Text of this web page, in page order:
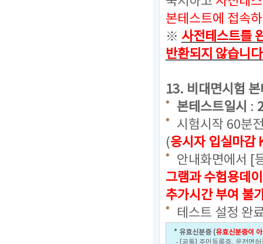
본테스트에 접속
※ 사전테스트를
반환되지 않습니
13. 비대면시험
본테스트일시 :
시험시작 60분
(응시자 입실마감
안내화면에서 [
그램과 수험용데
추가시간 부여 불
테스트 설정 완
* 유효신분증 (유효신분증이